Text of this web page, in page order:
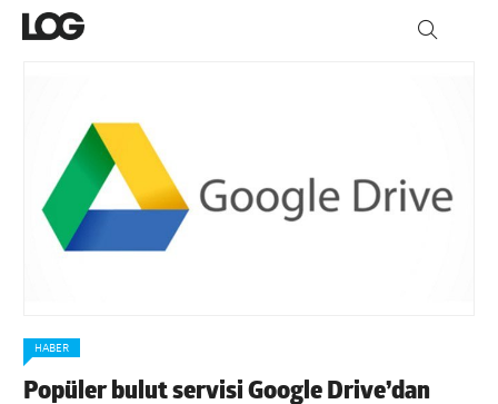
HABER
Popüler bulut servisi Google Drive’dan